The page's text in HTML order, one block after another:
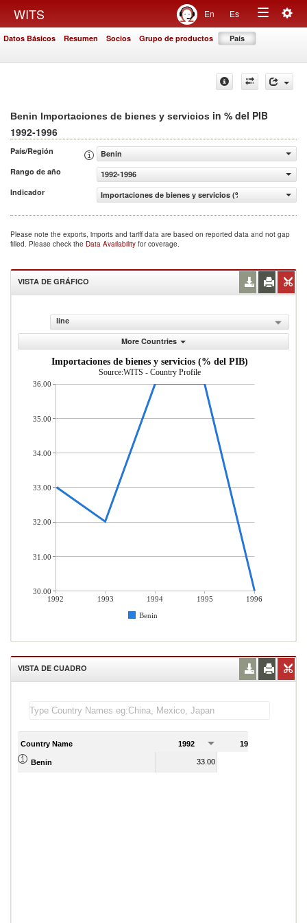
WITS En Es
Toggle
Datos Básicos Resumen Socios Grupo de productos País
Benin Importaciones de bienes y servicios in % del PIB
1992-1996
País/Región
Benin
Rango de año
1992-1996
Indicador
Importaciones de bienes y servicios (% del PIB)
Please note the exports, imports and tariff data are based on reported data and not gap
filled. Please check the Data Availability for coverage.
VISTA DE GRÁFICO
line
More Countries
Importaciones de bienes y servicios (% del PIB)
Source:WITS - Country Profile
1992 1993 1994 1995
1996
Benin
36.00
35.00
34.00
33.00
32.00
31.00
30.00
VISTA DE CUADRO
Country Name 1992 1993
Benin 33.00